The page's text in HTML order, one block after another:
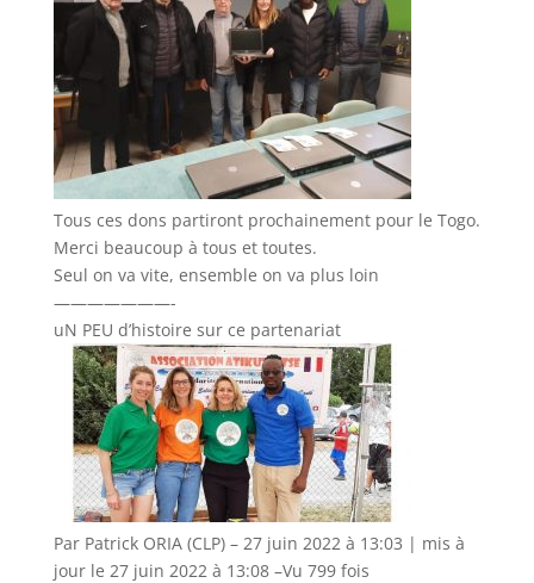
Tous ces dons partiront prochainement pour le Togo.
Merci beaucoup à tous et toutes.
Seul on va vite, ensemble on va plus loin
———————-
uN PEU d’histoire sur ce partenariat
Par Patrick ORIA (CLP)– 27 juin 2022 à 13:03 | mis à
jour le 27 juin 2022 à 13:08 –Vu 799 fois